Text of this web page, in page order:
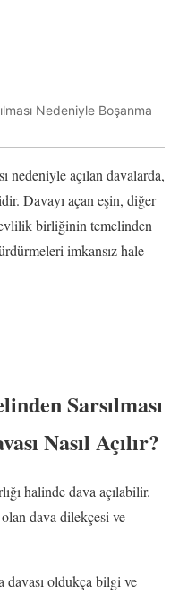
Nedeniyle Boşanma
nedeniyle açılan davalarda,
Davayı açan eşin, diğer
birliğinin temelinden
imkansız hale
Sarsılması
Nasıl Açılır?
halinde dava açılabilir.
dava dilekçesi ve
oldukça bilgi ve